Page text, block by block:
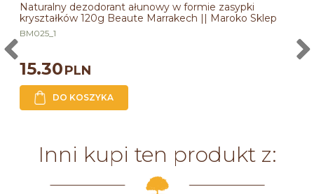
Naturalny dezodorant ałunowy w formie zasypki
kryształków 120g Beaute Marrakech || Maroko Sklep
BM025_1
15.30PLN
DO KOSZYKA
Inni kupi ten produkt z: